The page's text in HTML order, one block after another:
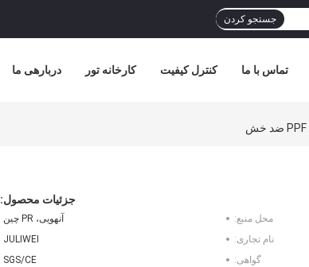
جستجو کردن
دربارهی ما کارخانه تور کنترل کیفیت تماس با ما
جزئیات محصول:
محل منبع:
آنهویی، PR چین
نام تجاری:
JULIWEI
گواهی:
SGS/CE